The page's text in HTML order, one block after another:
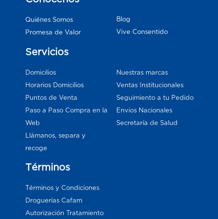
Quiénes Somos
Promesa de Valor
Blog
Vive Consentido
Servicios
Domicilios
Horarios Domicilios
Puntos de Venta
Paso a Paso Compra en la
Web
Llámanos, separa y
recoge
Nuestras marcas
Ventas Institucionales
Seguimiento a tu Pedido
Envios Nacionales
Secretaría de Salud
Términos
Términos y Condiciones
Droguerías Cafam
Autorización Tratamiento